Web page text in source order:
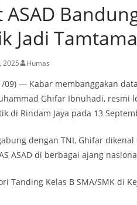
ASAD
Jadi
2025 Humas
09) — Kabar membanggakan
Ghifar Ibnuhadi, resmi
di Rindam Jaya pada 13
dengan TNI, Ghifar
ASAD di berbagai ajang
Tanding Kelas B SMA/SMK di